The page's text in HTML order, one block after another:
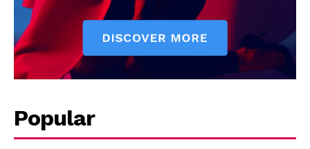
Company
About
Subscription Plans
My account
Popular